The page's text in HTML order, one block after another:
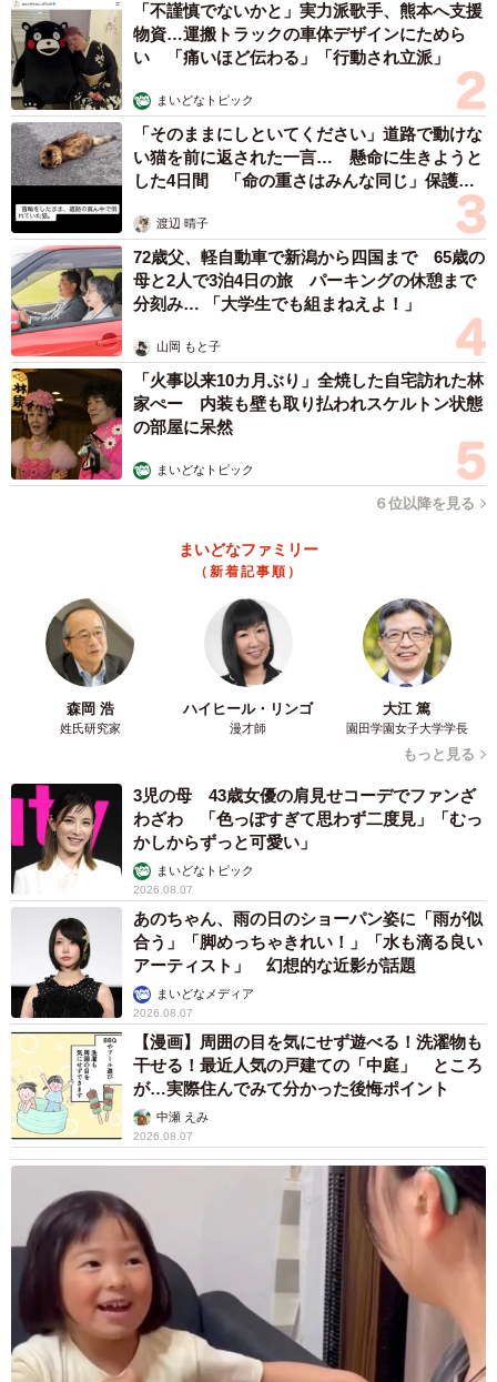
「不謹慎でないかと」実力派歌手、熊本へ支援
物資…運搬トラックの車体デザインにためら
い 「痛いほど伝わる」「行動され立派」
まいどなトピック
「そのままにしといてください」道路で動けな
い猫を前に返された一言… 懸命に生きようと
した4日間 「命の重さはみんな同じ」保護団
渡辺 晴子
72歳父、軽自動車で新潟から四国まで 65歳の
母と2人で3泊4日の旅 パーキングの休憩まで
分刻み… 「大学生でも組まねえよ！」
山岡 もと子
「火事以来10カ月ぶり」全焼した自宅訪れた林
家ぺー 内装も壁も取り払われスケルトン状態
の部屋に呆然
まいどなトピック
６位以降を見る
まいどなファミリー
（新着記事順）
森岡 浩
姓氏研究家
ハイヒール・リンゴ
漫才師
大江 篤
園田学園女子大学学長
もっと見る
3児の母 43歳女優の肩見せコーデでファンざ
わざわ 「色っぽすぎて思わず二度見」「むっ
かしからずっと可愛い」
まいどなトピック
2026.08.07
あのちゃん、雨の日のショーパン姿に「雨が似
合う」「脚めっちゃきれい！」「水も滴る良い
アーティスト」 幻想的な近影が話題
まいどなメディア
2026.08.07
【漫画】周囲の目を気にせず遊べる！洗濯物も
干せる！最近人気の戸建ての「中庭」 ところ
が…実際住んでみて分かった後悔ポイント
中瀬 えみ
2026.08.07